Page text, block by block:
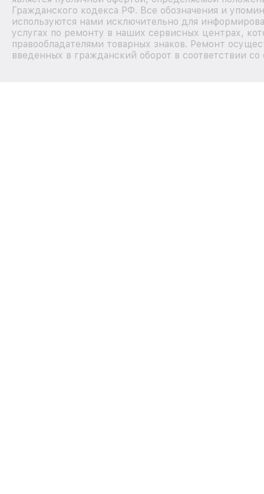
Гражданского кодекса РФ. Все обозначения и
используются нами исключительно для
услугах по ремонту в наших сервисных центрах,
правообладателями товарных знаков. Ремонт
введенных в гражданский оборот в соответствии